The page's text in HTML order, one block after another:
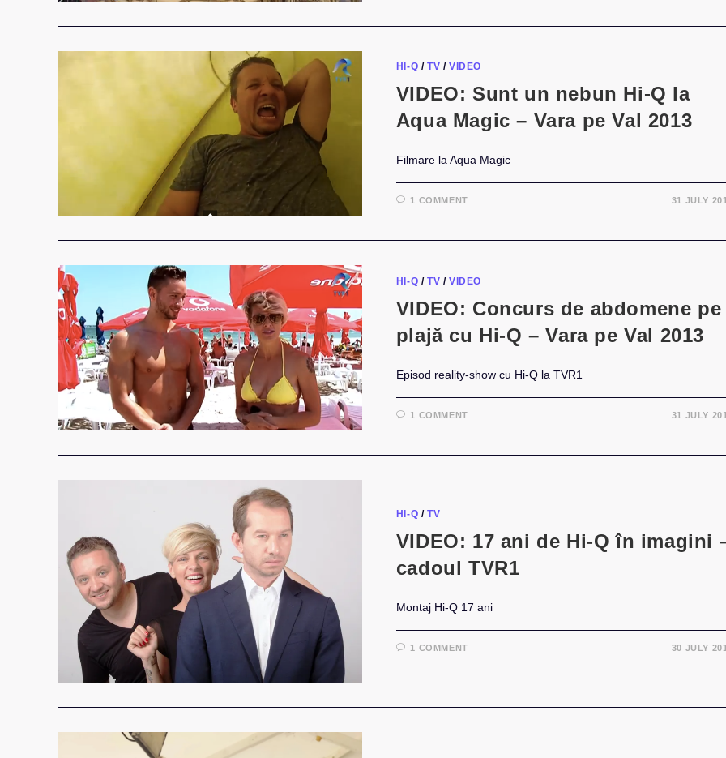
HI-Q /TV /VIDEO
VIDEO: Sunt un nebun Hi-Q la
Aqua Magic – Vara pe Val 2013
Filmare la Aqua Magic
1 COMMENT 31 JULY
HI-Q /TV /VIDEO
VIDEO: Concurs de abdomene pe
plajă cu Hi-Q – Vara pe Val 2013
Episod reality-show cu Hi-Q la TVR1
1 COMMENT 31 JULY
HI-Q /TV
VIDEO: 17 ani de Hi-Q în imagini
cadoul TVR1
Montaj Hi-Q 17 ani
1 COMMENT 30 JULY